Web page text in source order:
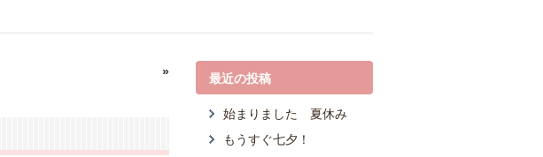
» 最近の投稿
始まりました 夏休み
もうすぐ七夕！